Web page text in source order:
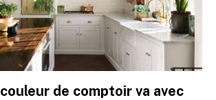
de comptoir va avec